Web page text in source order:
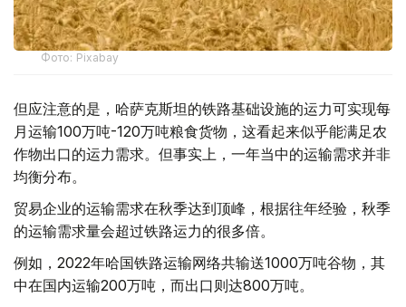
Фото: Pixabay
但应注意的是，哈萨克斯坦的铁路基础设施的运力可实现每
月运输100万吨-120万吨粮食货物，这看起来似乎能满足农
作物出口的运力需求。但事实上，一年当中的运输需求并非
均衡分布。
贸易企业的运输需求在秋季达到顶峰，根据往年经验，秋季
的运输需求量会超过铁路运力的很多倍。
例如，2022年哈国铁路运输网络共输送1000万吨谷物，其
中在国内运输200万吨，而出口则达800万吨。